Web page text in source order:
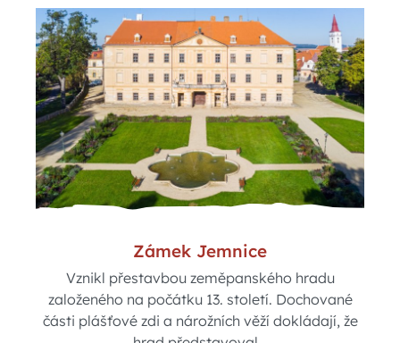
Zámek Jemnice
Vznikl přestavbou zeměpanského hradu
založeného na počátku 13. století. Dochované
části plášťové zdi a nárožních věží dokládají, že